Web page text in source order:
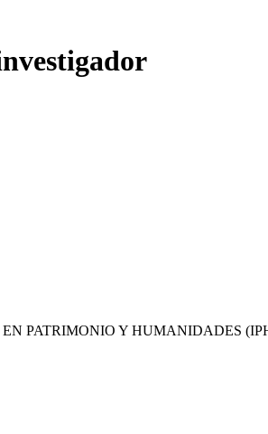
PATRIMONIO Y HUMANIDADES